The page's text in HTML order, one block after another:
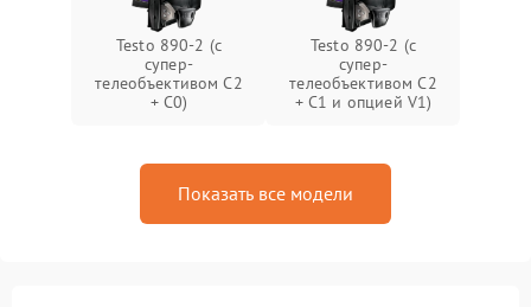
Testo 890-2 (c
супер-
телеобъективом C2
+ C0)
Testo 890-2 (c
супер-
телеобъективом C2
+ C1 и опцией V1)
Показать все модели